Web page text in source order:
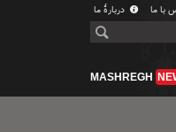
با ما دربارهٔ ما
MASHREGH